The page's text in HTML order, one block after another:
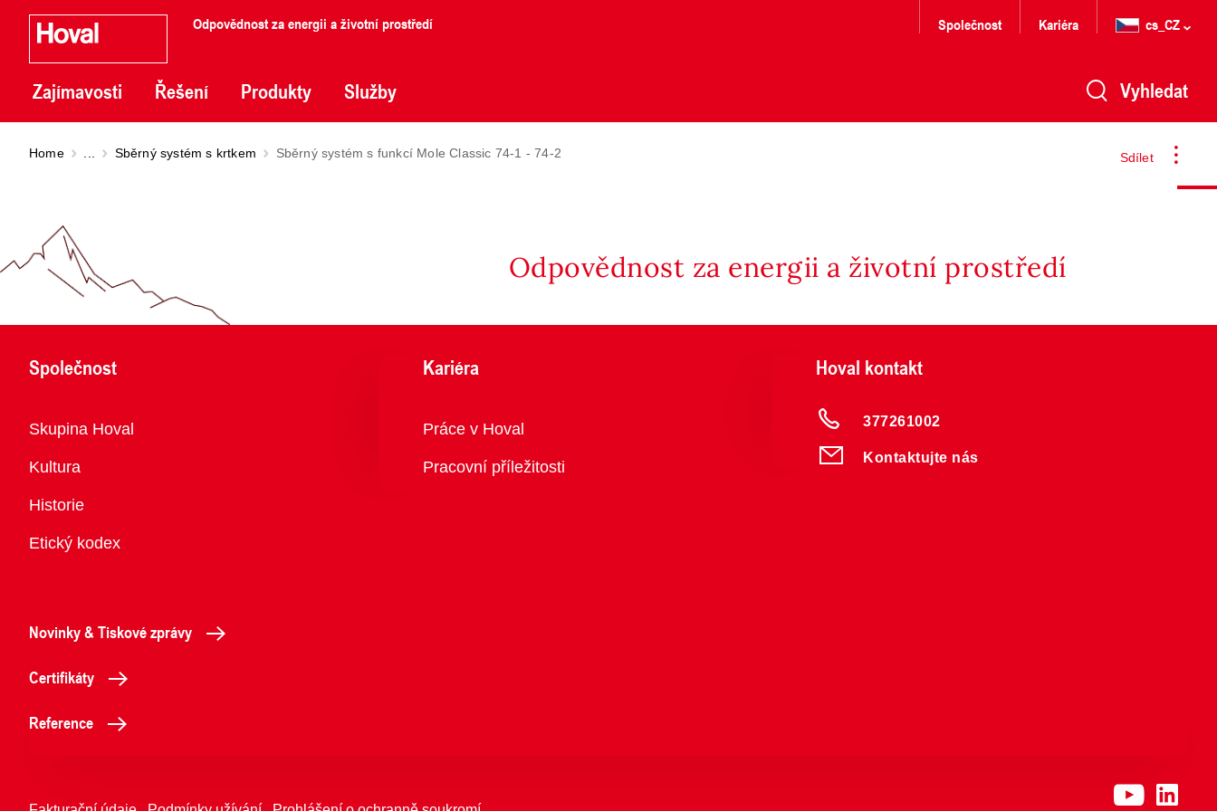
Odpovědnost za energii a životní prostředí
Zajímavosti Řešení Produkty Služby
Společnost Kariéra cs_CZ
Vyhledat
Sdílet
Home Sběrný systém s krtkem Sběrný systém s funkcí Mole Classic 74-1 - 74-2
Odpovědnost za energii a životní prostředí
Společnost
Přehled
Skupina Hoval
Kultura
Historie
Etický kodex
Kariéra
Přehled
Práce v Hoval
Pracovní příležitosti
Hoval kontakt
377261002
Kontaktujte nás
Novinky & Tiskové zprávy
Certifikáty
Reference